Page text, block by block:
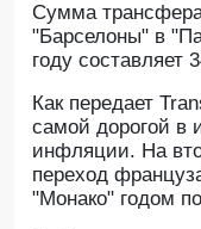
Сумма
"Барселоны" в
году составляет
Как передает
самой дорогой в
инфляции. На
переход
"Монако" годом